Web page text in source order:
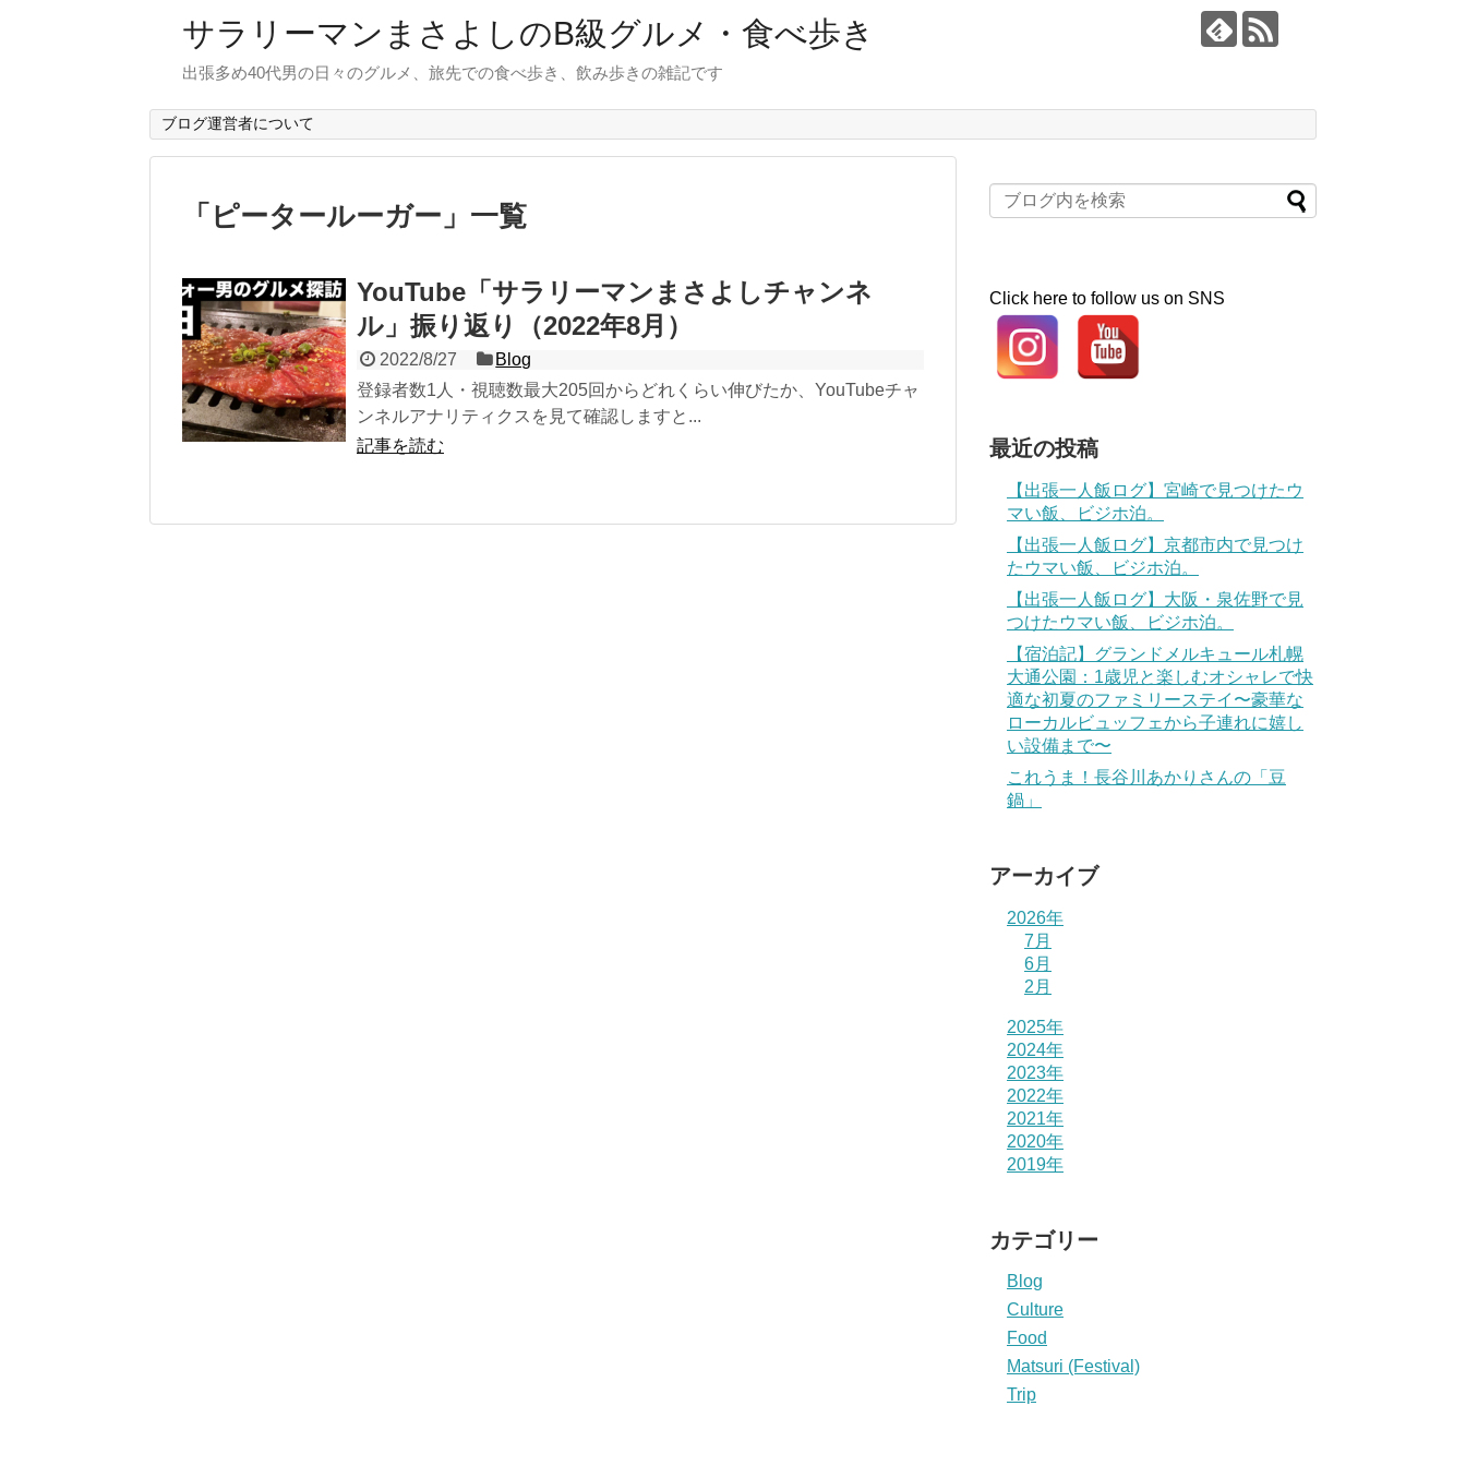
サラリーマンまさよしのB級グルメ・食べ歩き
出張多め40代男の日々のグルメ、旅先での食べ歩き、飲み歩きの雑記です
ブログ運営者について
「 ピータールーガー 」 一覧
YouTube「サラリーマンまさよしチャンネ
ル」振り返り（2022年8月）
2022/8/27
Blog
登録者数1人・視聴数最大205回からどれくらい伸びたか、YouTubeチャ
ンネルアナリティクスを見て確認しますと...
記事を読む
Click here to follow us on SNS
最近の投稿
【出張一人飯ログ】宮崎で見つけたウ
マい飯、ビジホ泊。
【出張一人飯ログ】京都市内で見つけ
たウマい飯、ビジホ泊。
【出張一人飯ログ】大阪・泉佐野で見
つけたウマい飯、ビジホ泊。
【宿泊記】グランドメルキュール札幌
大通公園：1歳児と楽しむオシャレで快
適な初夏のファミリーステイ〜豪華な
ローカルビュッフェから子連れに嬉し
い設備まで〜
これうま！長谷川あかりさんの「豆
鍋」
アーカイブ
2026年
7月
6月
2月
2025年
2024年
2023年
2022年
2021年
2020年
2019年
カテゴリー
Blog
Culture
Food
Matsuri (Festival)
Trip